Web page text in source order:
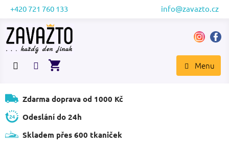
Přejít
obsah
+420 721 760 133 info@zavazto.cz
NÁKUPNÍ
Zdarma doprava od 1000 Kč
Odeslání do 24h
Skladem přes 600 tkaniček